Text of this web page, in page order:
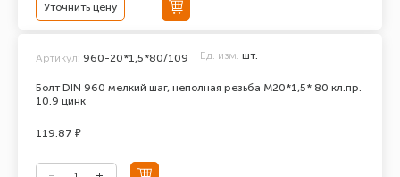
Уточнить цену
Болт DIN 960 мелкий шаг, неполная резьба M20*1,5* 80 кл.пр.
10.9 цинк
Артикул: 960-20*1,5*80/109 Ед. изм. шт.
119.87 ₽